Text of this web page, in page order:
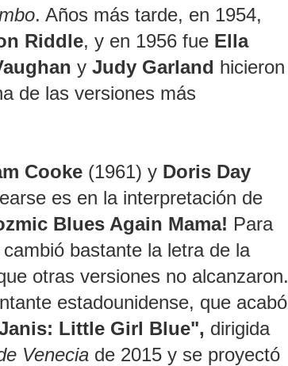
. Años más tarde, en 1954,
Riddle, y en 1956 fue Ella
y Judy Garland hicieron
de las versiones más
Cooke (1961) y Doris Day
es en la interpretación de
Blues Again Mama! Para
cambió bastante la letra de la
otras versiones no alcanzaron.
estadounidense, que acabó
Little Girl Blue", dirigida
Venecia de 2015 y se proyectó